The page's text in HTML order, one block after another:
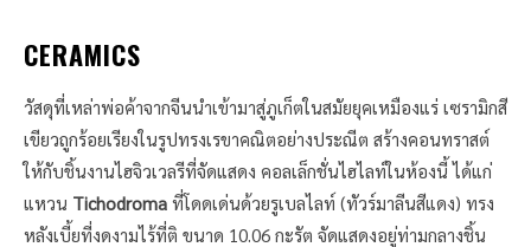
CERAMICS
วัสดุที่เหล่าพ่อค้าจากจีนนำเข้ามาสู่ภูเก็ตในสมัยยุคเหมืองแร่ เซรามิกสี
เขียวถูกร้อยเรียงในรูปทรงเรขาคณิตอย่างประณีต สร้างคอนทราสต์
ให้กับชิ้นงานไฮจิวเวลรีที่จัดแสดง คอลเล็กชั่นไฮไลท์ในห้องนี้ ได้แก่
แหวน Tichodroma ที่โดดเด่นด้วยรูเบลไลท์ (ทัวร์มาลีนสีแดง) ทรง
หลังเบี้ยที่งดงามไร้ที่ติ ขนาด 10.06 กะรัต จัดแสดงอยู่ท่ามกลางชิ้น